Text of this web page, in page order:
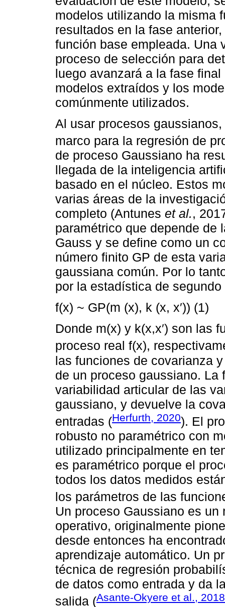
modelos utilizando la misma
resultados en la fase
función base empleada. Una
proceso de selección para
luego avanzará a la fase
modelos extraídos y los
comúnmente utilizados.
Al usar procesos
marco para la regresión de
de proceso Gaussiano ha
llegada de la inteligencia
basado en el núcleo. Estos
varias áreas de la
completo (Antunes et al.,
paramétrico que depende de
Gauss y se define como un
número finito GP de esta
gaussiana común. Por lo
por la estadística de segundo
f(x) ~ GP(m (x), k (x, x′)) (1)
Donde m(x) y k(x,x′) son las
proceso real f(x),
las funciones de covarianza
de un proceso gaussiano.
variabilidad articular de las
gaussiano, y devuelve la
entradas (Herfurth, 2020). El
robusto no paramétrico con
utilizado principalmente en
es paramétrico porque el
todos los datos medidos
los parámetros de las
Un proceso Gaussiano es
operativo, originalmente
desde entonces ha
aprendizaje automático. Un
técnica de regresión
de datos como entrada y da
salida (Asante-Okyere et al., 2018